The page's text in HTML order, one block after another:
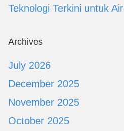
Teknologi Terkini untuk Air
Archives
July 2026
December 2025
November 2025
October 2025